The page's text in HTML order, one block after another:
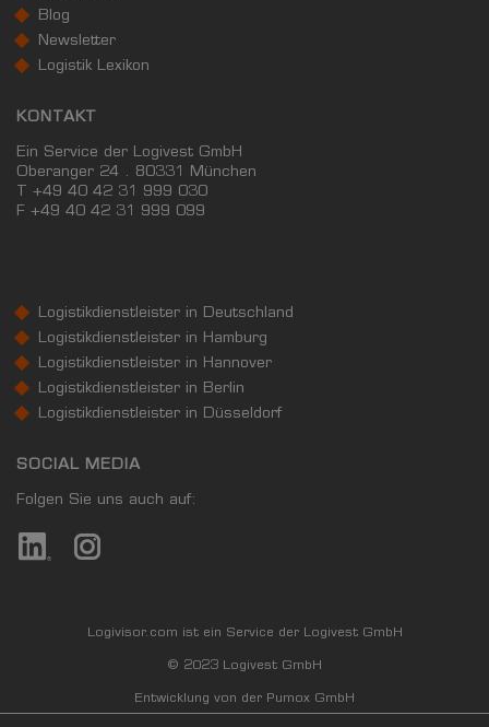
Blog
Newsletter
Logistik Lexikon
KONTAKT
Ein Service der Logivest GmbH
Oberanger 24 . 80331 München
T +49 40 42 31 999 030
F +49 40 42 31 999 099
Logistikdienstleister in Deutschland
Logistikdienstleister in Hamburg
Logistikdienstleister in Hannover
Logistikdienstleister in Berlin
Logistikdienstleister in Düsseldorf
SOCIAL MEDIA
Folgen Sie uns auch auf:
Logivisor.com ist ein Service der Logivest GmbH
© 2023 Logivest GmbH
Entwicklung von der Pumox GmbH